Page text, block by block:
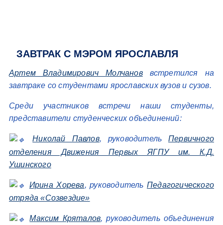
ЗАВТРАК С МЭРОМ ЯРОСЛАВЛЯ
Артем Владимирович Молчановвстретился на
завтраке со студентами ярославских вузов и сузов.
Среди участников встречи наши студенты,
представители студенческих объединений:
Николай Павлов, руководитель Первичного
отделения Движения Первых ЯГПУ им. К.Д.
Ушинского
Ирина Хорева, руководительПедагогического
отряда «Созвездие»
Максим Кряталов, руководитель объединения